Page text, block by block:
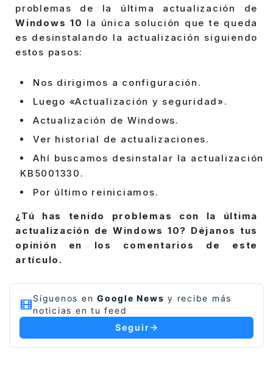
problemas de la última actualización de
Windows 10 la única solución que te queda
es desinstalando la actualización siguiendo
estos pasos:
Nos dirigimos a configuración.
Luego «Actualización y seguridad».
Actualización de Windows.
Ver historial de actualizaciones.
Ahí buscamos desinstalar la actualización
KB5001330.
Por último reiniciamos.
¿Tú has tenido problemas con la última
actualización de Windows 10? Déjanos tus
opinión en los comentarios de este
artículo.
Síguenos en Google News y recibe más
noticias en tu feed
Seguir